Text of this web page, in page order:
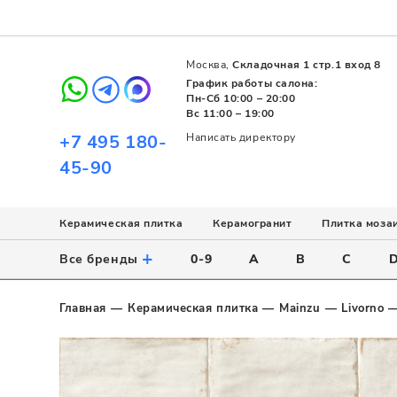
+7 495 180-
45-90
Написать директору
Москва,Складочная 1 стр.1 вход 8
График работы салона:
Пн-Сб 10:00 – 20:00
Вс 11:00 – 19:00
Керамическая плитка
Использование
Напольное
Настенное
Назначение
Стиль
Современный
Пэчворк
Все
Керамогранит
Назначение
Для ванной
Напольное
Все
Поверхность
Матовая
Полированная
Все
Плитка
Назначение
Для ванной
Для бассейна
Все
Цвет
Белый
Серый
Все
Все бренды + 0-9 A B C D
Главная Керамическая плитка Mainzu Livorno